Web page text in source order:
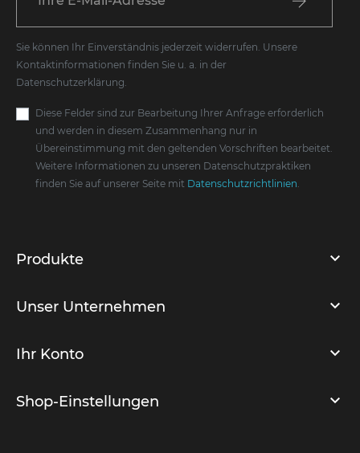
Sie können Ihr Einverständnis jederzeit widerrufen. Unsere
Kontaktinformationen finden Sie u. a. in der
Datenschutzerklärung.
Diese Felder sind zur Bearbeitung Ihrer Anfrage erforderlich
und werden in diesem Zusammenhang nur in
Übereinstimmung mit den geltenden Vorschriften bearbeitet.
Weitere Informationen zu unseren Datenschutzpraktiken
finden Sie auf unserer Seite mit Datenschutzrichtlinien.
Produkte
Unser Unternehmen
Ihr Konto
Shop-Einstellungen